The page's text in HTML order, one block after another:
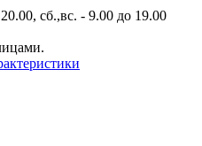
сб.,вс. - 9.00 до 19.00